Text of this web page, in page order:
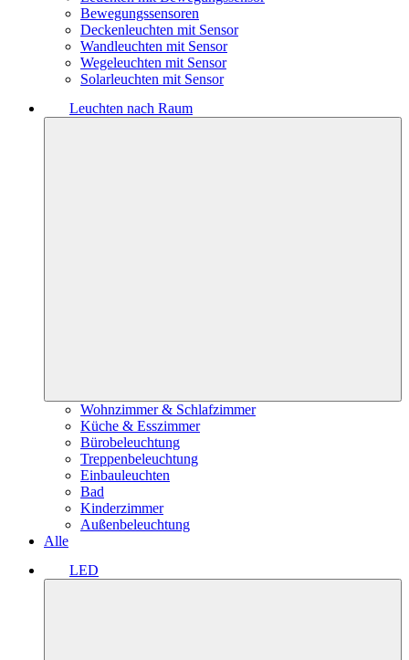
Bewegungssensoren
Deckenleuchten mit Sensor
Wandleuchten mit Sensor
Wegeleuchten mit Sensor
Solarleuchten mit Sensor
Leuchten nach Raum
Wohnzimmer & Schlafzimmer
Küche & Esszimmer
Bürobeleuchtung
Treppenbeleuchtung
Einbauleuchten
Bad
Kinderzimmer
Außenbeleuchtung
Alle
LED